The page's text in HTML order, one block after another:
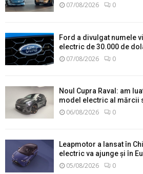
07/08/2026 0
Ford a divulgat numele
electric de 30.000 de
07/08/2026 0
Noul Cupra Raval: am
model electric al mărcii
06/08/2026 0
Leapmotor a lansat în
electric va ajunge și în
05/08/2026 0